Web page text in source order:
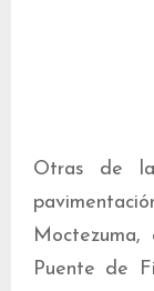
Otras de
Puente de